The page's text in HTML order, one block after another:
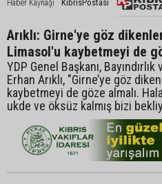
Haber Kaynağı KibrisPostasi
Arıklı: Girne'ye göz
Limasol'u kaybetmeyi de
YDP Genel Başkanı, Bayındırlık
Erhan Arıklı, "Girne’ye göz
kaybetmeyi de göze almalı.
ukde ve öksüz kalmış bizi